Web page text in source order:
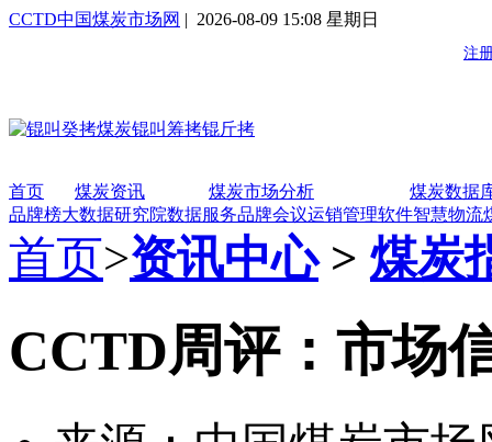
CCTD中国煤炭市场网 | 2026-08-09 15:08 星期日
首页 煤炭资讯 煤炭市场分析
煤炭数据
品牌榜大数据研究院数据服务品牌会议运销管理软件智慧物流
首页>资讯中心> 煤炭
CCTD周评：市场